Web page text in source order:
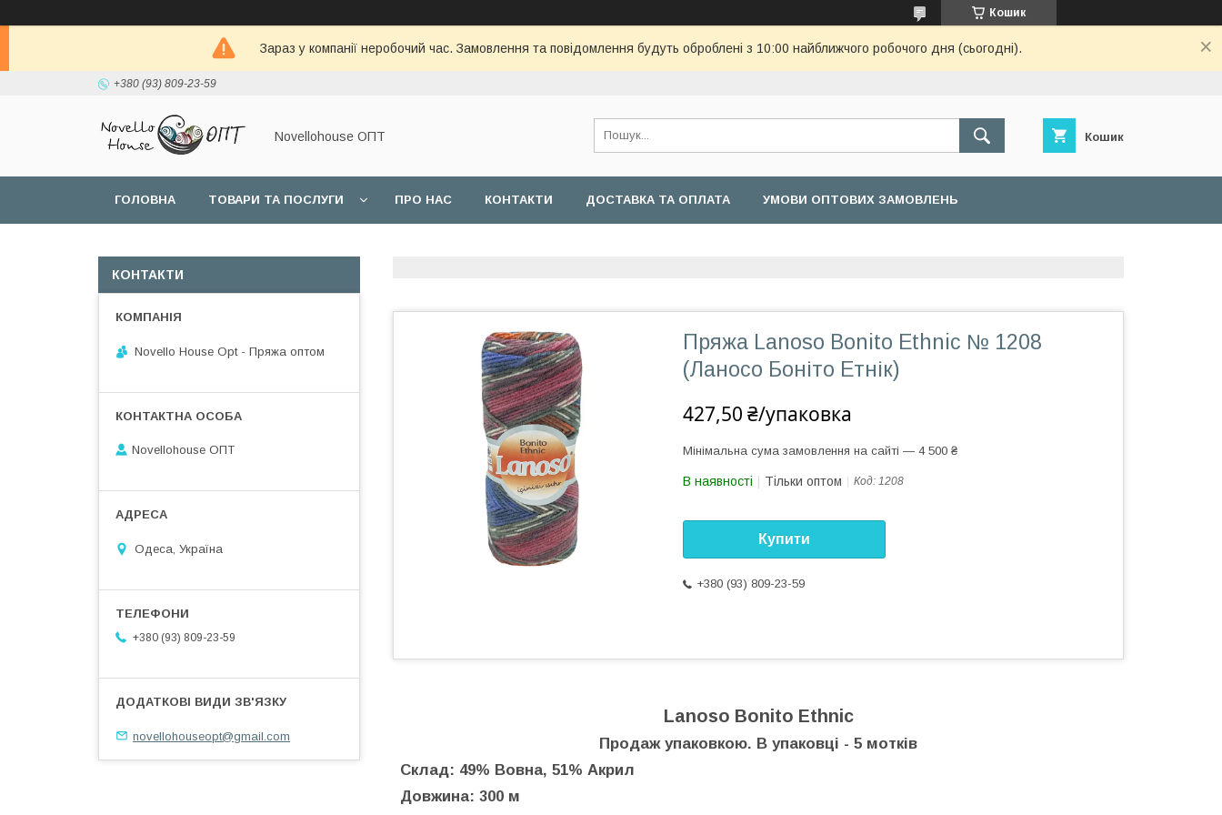
Кошик
Зараз у компанії неробочий час. Замовлення та повідомлення будуть оброблені з 10:00 найближчого робочого дня (сьогодні).
+380 (93) 809-23-59
Novellohouse ОПТ Кошик
ГОЛОВНА ТОВАРИ ТА ПОСЛУГИ ПРО НАС КОНТАКТИ ДОСТАВКА ТА ОПЛАТА УМОВИ ОПТОВИХ ЗАМОВЛЕНЬ
Пряжа Lanoso Bonito Ethnic № 1208
(Ланосо Боніто Етнік)
427,50 ₴/упаковка
Мінімальна сума замовлення на сайті — 4 500 ₴
В наявності Тільки оптом Код: 1208
Купити
+380 (93) 809-23-59
Lanoso Bonito Ethnic
Продаж упаковкою. В упаковці - 5 мотків
Склад: 49% Вовна, 51% Акрил
Довжина: 300 м
КОНТАКТИ
Novello House Opt - Пряжа оптом
Novellohouse ОПТ
Одеса, Україна
+380 (93) 809-23-59
novellohouseopt@gmail.com